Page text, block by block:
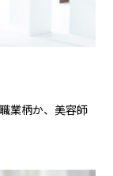
業柄か、美容師